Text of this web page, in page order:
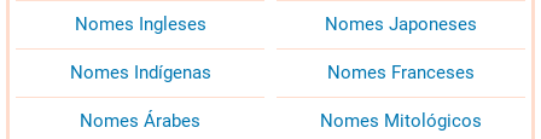
Nomes Ingleses Nomes Japoneses
Nomes Indígenas Nomes Franceses
Nomes Árabes Nomes Mitológicos